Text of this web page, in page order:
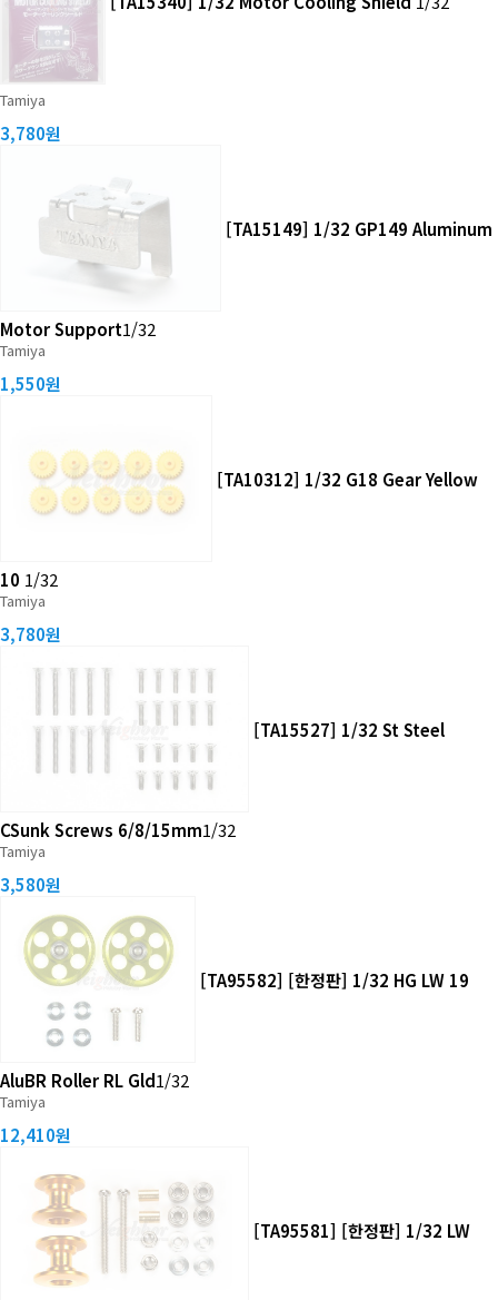
Tamiya
3,780원
[TA15149] 1/32 GP149 Aluminum
Motor Support1/32
Tamiya
1,550원
[TA10312] 1/32 G18 Gear Yellow
10 1/32
Tamiya
3,780원
[TA15527] 1/32 St Steel
CSunk Screws 6/8/15mm1/32
Tamiya
3,580원
[TA95582] [한정판] 1/32 HG LW 19
AluBR Roller RL Gld1/32
Tamiya
12,410원
[TA95581] [한정판] 1/32 LW